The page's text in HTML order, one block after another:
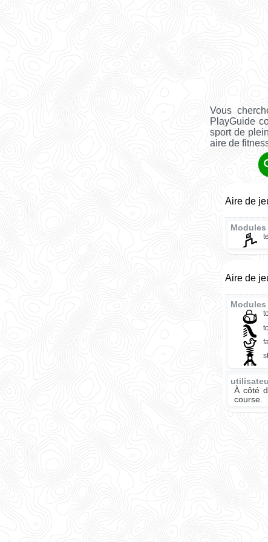
Vous
PlayGuide
sport de
aire de
Aire de
Aire de
À côté
course.